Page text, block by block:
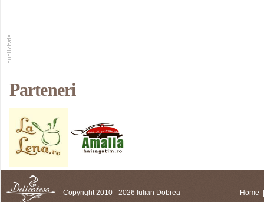
Parteneri
Copyright 2010 - 2026 Iulian Dobrea Home |